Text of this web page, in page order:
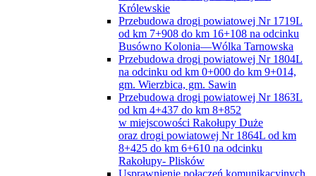
na odcinku od km 0+000 do km 9+014,
gm. Wierzbica, gm. Sawin
Przebudowa drogi powiatowej Nr 1863L
od km 4+437 do km 8+852
w miejscowości Rakołupy Duże
oraz drogi powiatowej Nr 1864L od km
8+425 do km 6+610 na odcinku
Rakołupy- Plisków
Usprawnienie połączeń komunikacyjnych
poprzez przebudowę drogi powiatowej
na terenie powiatu chełmskiego –
Przebudowa drogi powiatowej nr 1826L
od km 1+978 do km 6+178 na odcinku